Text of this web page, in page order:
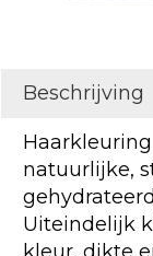
Beschrijving
natuurlijke,
Uiteindelijk